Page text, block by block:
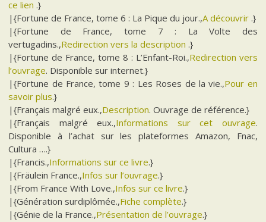
ce lien .}
|{Fortune de France, tome 6 : La Pique du jour.,A découvrir .}
|{Fortune de France, tome 7 : La Volte des
vertugadins.,Redirection vers la description .}
|{Fortune de France, tome 8 : L’Enfant-Roi.,Redirection vers
l’ouvrage. Disponible sur internet.}
|{Fortune de France, tome 9 : Les Roses de la vie.,Pour en
savoir plus.}
|{Français malgré eux.,Description. Ouvrage de référence.}
|{Français malgré eux.,Informations sur cet ouvrage.
Disponible à l’achat sur les plateformes Amazon, Fnac,
Cultura ….}
|{Francis.,Informations sur ce livre.}
|{Fräulein France.,Infos sur l’ouvrage.}
|{From France With Love.,Infos sur ce livre.}
|{Génération surdiplômée.,Fiche complète.}
|{Génie de la France.,Présentation de l’ouvrage.}